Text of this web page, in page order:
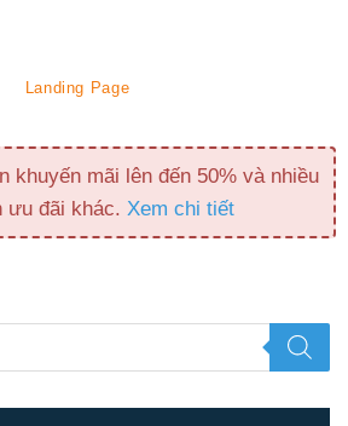
Landing Page
khuyến mãi lên đến 50% và nhiều
ưu đãi khác. Xem chi tiết